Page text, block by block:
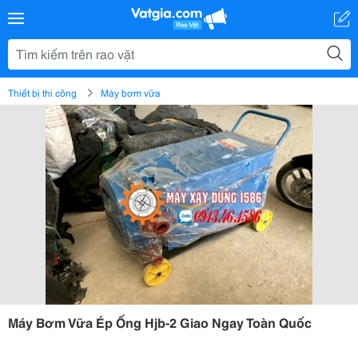
Thiết bị thi công Máy bơm vữa
Máy Bơm Vữa Ép Ống Hjb-2 Giao Ngay Toàn Quốc